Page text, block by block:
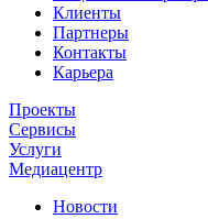
Клиенты
Партнеры
Контакты
Карьера
Проекты
Сервисы
Услуги
Медиацентр
Новости